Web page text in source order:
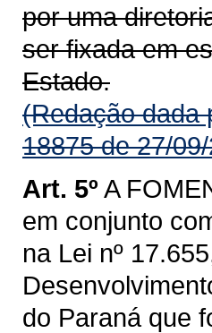
por uma
ser fixada em
Estado.
(Redação dada
18875 de 27/
Art. 5º A
em conjunto
na Lei nº
do Paraná que